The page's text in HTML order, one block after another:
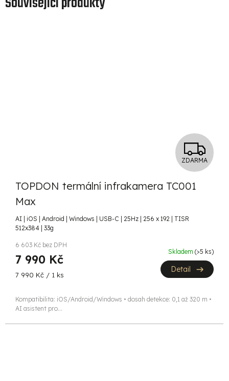
Z
D
A
ZDARMA
TOPDON termální infrakamera TC001
Max
AI | iOS | Android | Windows | USB-C | 25Hz | 256 x 192 | TISR
512x384 | 33g
6 603 Kč bez DPH
7 990 Kč
Měrná
7 990 Kč / 1 ks
Skladem (>5 ks)
Detail
Kompatibilita: iOS/Android/Windows • dosah detekce: 0,1 až 320 m •
AI asistent pro...